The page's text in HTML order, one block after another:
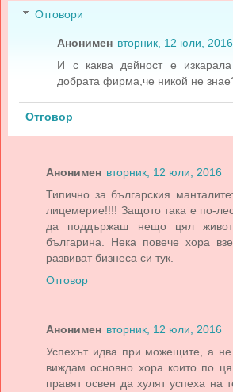
Отговори
Анонимен вторник, 12 юли, 2016
И с каква дейност е
добрата фирма,че никой не
Отговор
Анонимен вторник, 12 юли, 2016
Типично за българския
лицемерие!!!! Защото така е по-
да поддържаш нещо цял
българина. Нека повече хора
развиват бизнеса си тук.
Отговор
Анонимен вторник, 12 юли, 2016
Успехът идва при можещите, а
виждам основно хора които по
правят освен да хулят успеха на